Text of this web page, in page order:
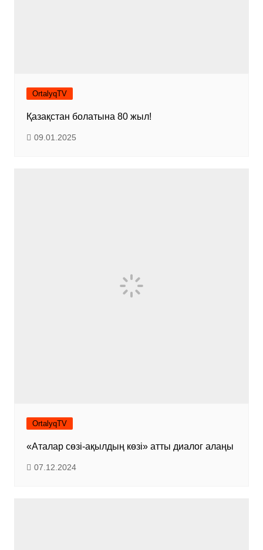
OrtalyqTV
Қазақстан болатына 80 жыл!
09.01.2025
OrtalyqTV
«Аталар сөзі-ақылдың көзі» атты диалог алаңы
07.12.2024